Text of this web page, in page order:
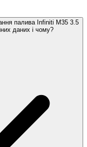
палива Infiniti M35 3.5
даних і чому?